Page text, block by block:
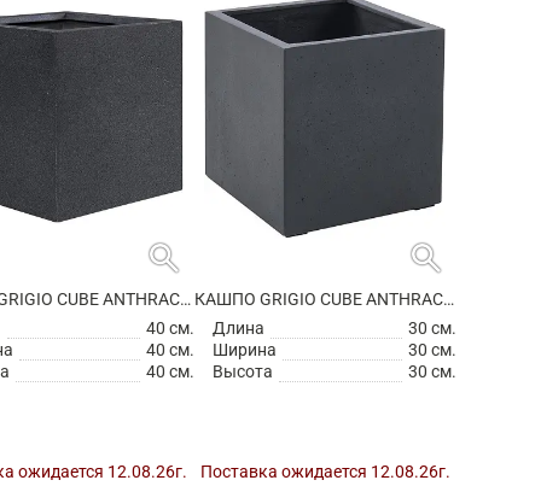
search
КАШПО GRIGIO CUBE ANTHRACITE НА КОЛЕСИКАХ
40 см.
40 см.
40 см.
ожидается 12.08.26г.
search
КАШПО GRIGIO CUBE ANTHRACITE
Длина
30 см.
Ширина
30 см.
Высота
30 см.
Поставка ожидается 12.08.26г.